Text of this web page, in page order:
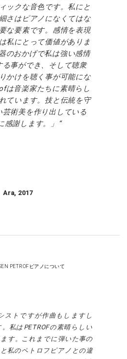
ックな音色です。私にと
さはピアノになくてはな
な要素です。感情を表現
私にとって価値がありま
のおかげで私は強い感情
る事ができ、そして聴衆
かけを聴く事が可能にな
は音楽家たちに素晴らし
ています。技と伝統を守
芸術美を作り出している
感謝します。」
Ara, 2017
PETROFピアノについて
ストですが作曲もしますし
私は PETROFの素晴らしい
す。これまでに弾いた事の
私のペトロフピアノとの違